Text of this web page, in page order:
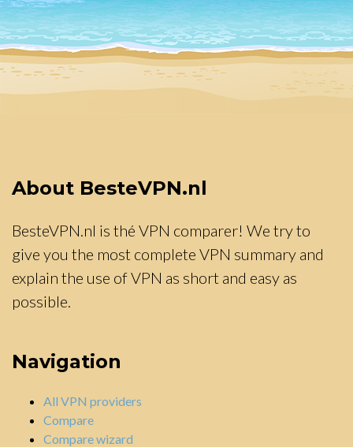
About BesteVPN.nl
BesteVPN.nl is thé VPN comparer! We try to
give you the most complete VPN summary and
explain the use of VPN as short and easy as
possible.
Navigation
All VPN providers
Compare
Compare wizard